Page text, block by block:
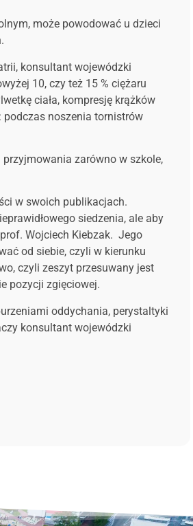
może powodować u dzieci
konsultant wojewódzki
10, czy też 15 % ciężaru
ciała, kompresję krążków
podczas noszenia tornistrów
zarówno w szkole,
w swoich publikacjach.
siedzenia, ale aby
Wojciech Kiebzak. Jego
od siebie, czyli w kierunku
czyli zeszyt przesuwany jest
pozycji zgięciowej.
oddychania, perystaltyki
konsultant wojewódzki